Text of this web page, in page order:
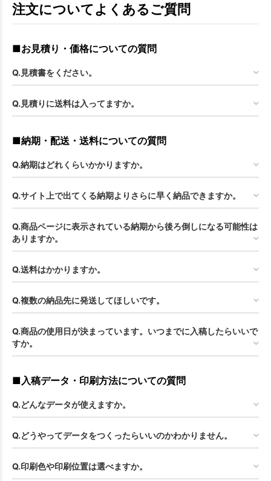
注文についてよくあるご質問
■お見積り・価格についての質問
Q.見積書をください。
Q.見積りに送料は入ってますか。
■納期・配送・送料についての質問
Q.納期はどれくらいかかりますか。
Q.サイト上で出てくる納期よりさらに早く納品できますか。
Q.商品ページに表示されている納期から後ろ倒しになる可能性は
ありますか。
Q.送料はかかりますか。
Q.複数の納品先に発送してほしいです。
Q.商品の使用日が決まっています。いつまでに入稿したらいいで
すか。
■入稿データ・印刷方法についての質問
Q.どんなデータが使えますか。
Q.どうやってデータをつくったらいいのかわかりません。
Q.印刷色や印刷位置は選べますか。